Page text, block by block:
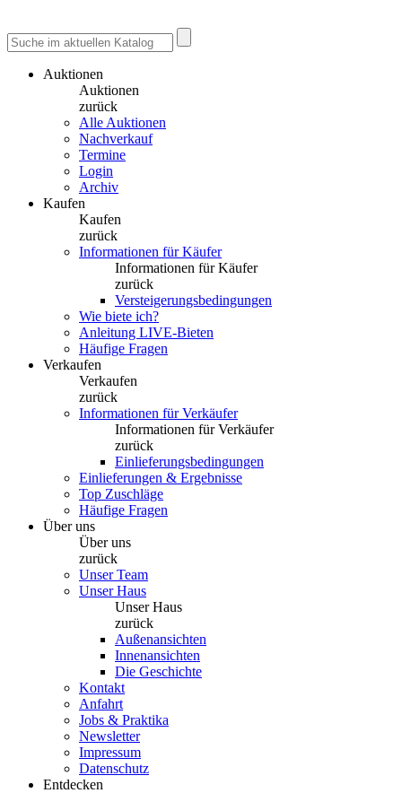
Auktionen
Auktionen
zurück
Alle Auktionen
Nachverkauf
Termine
Login
Archiv
Kaufen
Kaufen
zurück
Informationen für Käufer
Informationen für Käufer
zurück
Versteigerungsbedingungen
Wie biete ich?
Anleitung LIVE-Bieten
Häufige Fragen
Verkaufen
Verkaufen
zurück
Informationen für Verkäufer
Informationen für Verkäufer
zurück
Einlieferungsbedingungen
Einlieferungen & Ergebnisse
Top Zuschläge
Häufige Fragen
Über uns
Über uns
zurück
Unser Team
Unser Haus
Unser Haus
zurück
Außenansichten
Innenansichten
Die Geschichte
Kontakt
Anfahrt
Jobs & Praktika
Newsletter
Impressum
Datenschutz
Entdecken